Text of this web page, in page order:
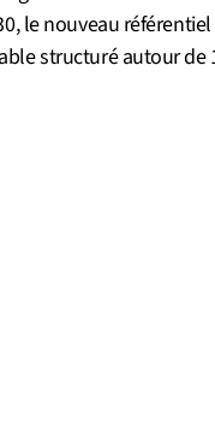
le nouveau
structuré autour de